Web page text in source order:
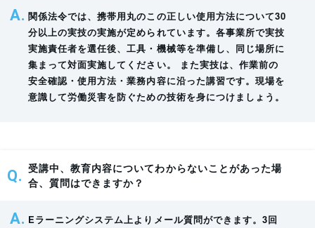
関係法令では、携帯用丸のこの正しい使用方法について30
分以上の実技の実施が定められています。各事業所で実技
実施責任者を選任後、工具・機械等を準備し、同じ場所に
集まって対面実施してください。 また実技は、作業前の
安全確認・使用方法・業務内容に沿った講習です。現場を
意識して労働災害を防ぐための技術を身につけましょう。
受講中、教育内容についてわからないことがあった場
合、質問はできますか？
Eラーニングシステム上よりメール質問ができます。3回